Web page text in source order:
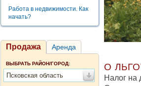
Работа в недвижимости. Как
начать?
Продажа Аренда
ВЫБРАТЬ РАЙОН/ГОРОД:
Псковская область
О
Налог на